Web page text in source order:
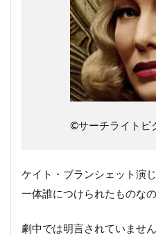
©︎サーチライトピ
ケイト・ブランシェット演
一体誰につけられたものな
劇中では明言されていません